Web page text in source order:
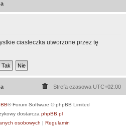
ciasteczka utworzone przez tę
Strefa czasowa UTC+02:00
® Forum Software © phpBB Limited
dostarcza phpBB.pl
osobowych | Regulamin